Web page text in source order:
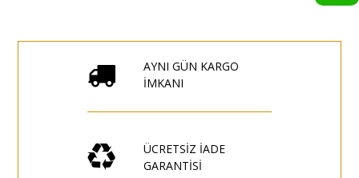
AYNI GÜN KARGO
İMKANI
ÜCRETSİZ İADE
GARANTİSİ